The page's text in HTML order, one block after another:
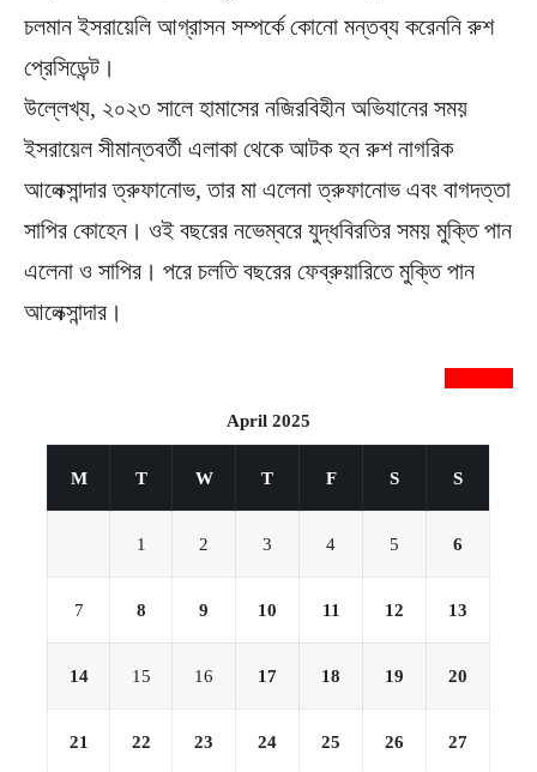
চলমান ইসরায়েলি আগ্রাসন সম্পর্কে কোনো মন্তব্য করেননি রুশ
প্রেসিডেন্ট।
উল্লেখ্য, ২০২৩ সালে হামাসের নজিরবিহীন অভিযানের সময়
ইসরায়েল সীমান্তবর্তী এলাকা থেকে আটক হন রুশ নাগরিক
আলেক্সান্দার ত্রুফানোভ, তার মা এলেনা ত্রুফানোভ এবং বাগদত্তা
সাপির কোহেন। ওই বছরের নভেম্বরে যুদ্ধবিরতির সময় মুক্তি পান
এলেনা ও সাপির। পরে চলতি বছরের ফেব্রুয়ারিতে মুক্তি পান
আলেক্সান্দার।
April 2025
M T W T F S S
1 2 3 4 5 6
7 8 9 10 11 12 13
14 15 16 17 18 19 20
21 22 23 24 25 26 27